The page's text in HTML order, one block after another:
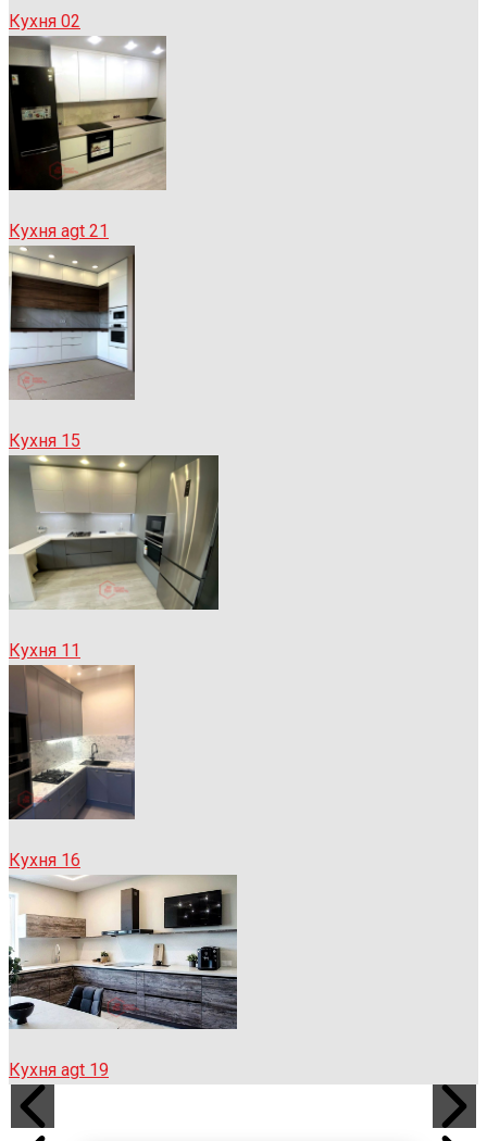
Кухня 02
Кухня agt 21
Кухня 15
Кухня 11
Кухня 16
Кухня agt 19